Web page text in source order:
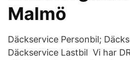
Malmö
Däckservice Personbil;
Däckservice Lastbil Vi har